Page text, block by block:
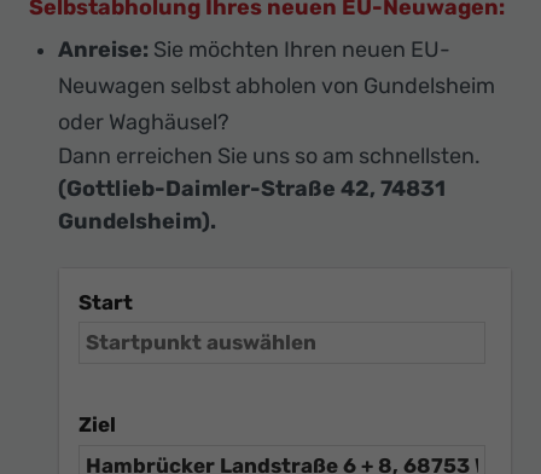
Selbstabholung Ihres neuen EU-Neuwagen:
Anreise: Sie möchten Ihren neuen EU-
Neuwagen selbst abholen von Gundelsheim
oder Waghäusel?
Dann erreichen Sie uns so am schnellsten.
(Gottlieb-Daimler-Straße 42, 74831
Gundelsheim).
Start
Ziel